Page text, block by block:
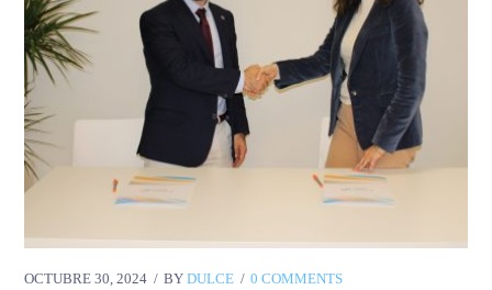
OCTUBRE 30, 2024 BYDULCE 0 COMMENTS